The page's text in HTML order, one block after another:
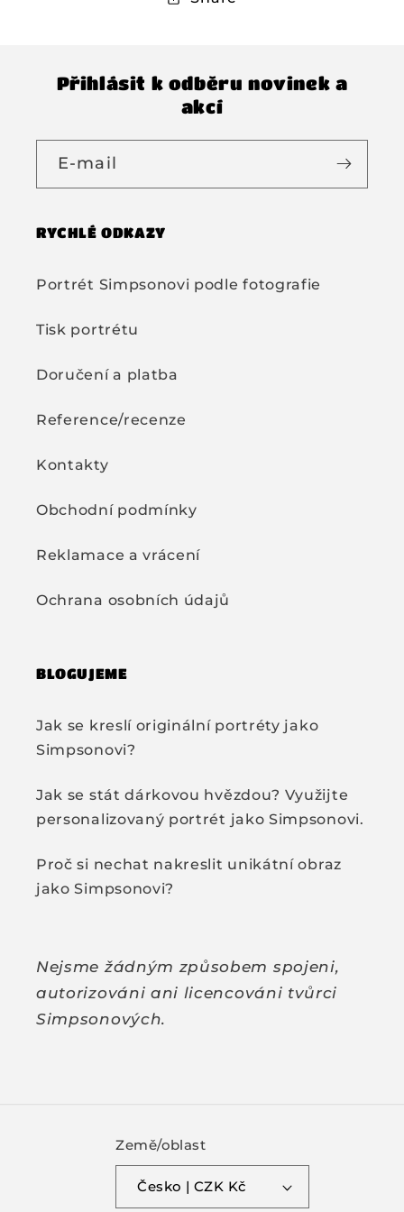
Přihlásit k odběru novinek a
akcí
E-mail
RYCHLÉ ODKAZY
Portrét Simpsonovi podle fotografie
Tisk portrétu
Doručení a platba
Reference/recenze
Kontakty
Obchodní podmínky
Reklamace a vrácení
Ochrana osobních údajů
BLOGUJEME
Jak se kreslí originální portréty jako
Simpsonovi?
Jak se stát dárkovou hvězdou? Využijte
personalizovaný portrét jako Simpsonovi.
Proč si nechat nakreslit unikátní obraz
jako Simpsonovi?
Nejsme žádným způsobem spojeni,
autorizováni ani licencováni tvůrci
Simpsonových.
Země/oblast
Česko | CZK Kč